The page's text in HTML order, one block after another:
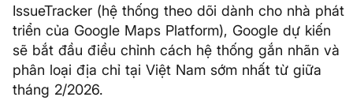
IssueTracker (hệ thống theo dõi dành cho nhà phát
triển của Google Maps Platform), Google dự kiến
sẽ bắt đầu điều chỉnh cách hệ thống gắn nhãn và
phân loại địa chỉ tại Việt Nam sớm nhất từ giữa
tháng 2/2026.